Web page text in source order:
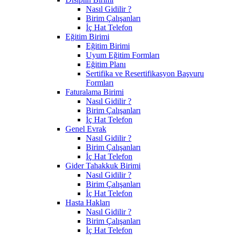
Nasıl Gidilir ?
Birim Çalışanları
İç Hat Telefon
Eğitim Birimi
Eğitim Birimi
Uyum Eğitim Formları
Eğitim Planı
Sertifika ve Resertifikasyon Başvuru
Formları
Faturalama Birimi
Nasıl Gidilir ?
Birim Çalışanları
İç Hat Telefon
Genel Evrak
Nasıl Gidilir ?
Birim Çalışanları
İç Hat Telefon
Gider Tahakkuk Birimi
Nasıl Gidilir ?
Birim Çalışanları
İç Hat Telefon
Hasta Hakları
Nasıl Gidilir ?
Birim Çalışanları
İç Hat Telefon